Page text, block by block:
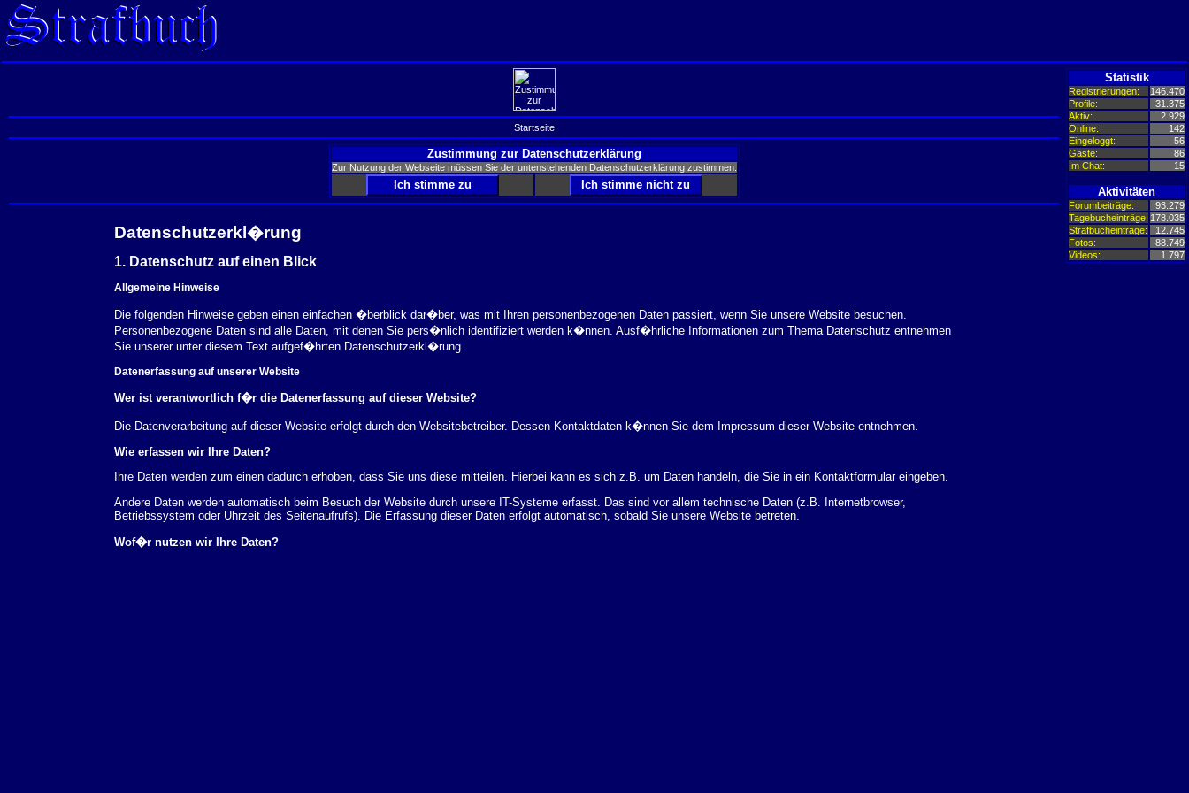
Startseite
Zustimmung zur Datenschutzerklärung
Zur Nutzung der Webseite müssen Sie der untenstehenden Datenschutzerklärung zustimmen.
Datenschutzerkl�rung
1. Datenschutz auf einen Blick
Allgemeine Hinweise
Die folgenden Hinweise geben einen einfachen �berblick dar�ber, was mit Ihren personenbezogenen Daten passiert, wenn Sie unsere Website besuchen.
Personenbezogene Daten sind alle Daten, mit denen Sie pers�nlich identifiziert werden k�nnen. Ausf�hrliche Informationen zum Thema Datenschutz entnehmen
Sie unserer unter diesem Text aufgef�hrten Datenschutzerkl�rung.
Datenerfassung auf unserer Website
Wer ist verantwortlich f�r die Datenerfassung auf dieser Website?
Die Datenverarbeitung auf dieser Website erfolgt durch den Websitebetreiber. Dessen Kontaktdaten k�nnen Sie dem Impressum dieser Website entnehmen.
Wie erfassen wir Ihre Daten?
Ihre Daten werden zum einen dadurch erhoben, dass Sie uns diese mitteilen. Hierbei kann es sich z.B. um Daten handeln, die Sie in ein Kontaktformular eingeben.
Andere Daten werden automatisch beim Besuch der Website durch unsere IT-Systeme erfasst. Das sind vor allem technische Daten (z.B. Internetbrowser,
Betriebssystem oder Uhrzeit des Seitenaufrufs). Die Erfassung dieser Daten erfolgt automatisch, sobald Sie unsere Website betreten.
Wof�r nutzen wir Ihre Daten?
Statistik
Registrierungen:
146.470
Profile:
31.375
Aktiv:
2.929
Online:
142
Eingeloggt:
56
Gäste:
86
Im Chat:
15
Aktivitäten
Forumbeiträge:
93.279
Tagebucheinträge: 178.035
Strafbucheinträge:
12.745
Fotos:
88.749
Videos:
1.797